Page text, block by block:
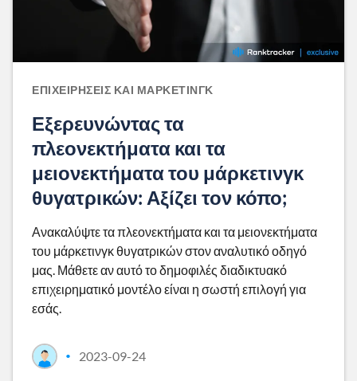
ΕΠΙΧΕΙΡΉΣΕΙΣ ΚΑΙ ΜΆΡΚΕΤΙΝΓΚ
Εξερευνώντας τα
πλεονεκτήματα και τα
μειονεκτήματα του μάρκετινγκ
θυγατρικών: Αξίζει τον κόπο;
Ανακαλύψτε τα πλεονεκτήματα και τα μειονεκτήματα
του μάρκετινγκ θυγατρικών στον αναλυτικό οδηγό
μας. Μάθετε αν αυτό το δημοφιλές διαδικτυακό
επιχειρηματικό μοντέλο είναι η σωστή επιλογή για
εσάς.
• 2023-09-24